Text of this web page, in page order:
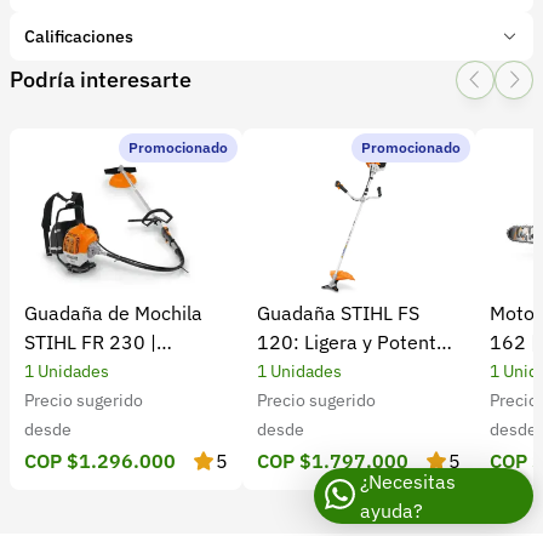
Marca:
BELLOTA
Tipo de producto:Insumo
Subcategoría:Herramientas manuales (Cuchillos, machetes,
Calificaciones
1 Star
2 Star
3 Star4 Star
0 calificaciones
5 Estrellas
4 Estrellas
3 Estrellas
2 Estrellas
1 Estrellas
Podría interesarte
Promocionado
Guadaña de Mochila
STIHL FR 230 |
Potencia y rendimiento
1 Unidades
Precio sugerido
desde
COP $1.296.000 5
Promocionado
Guadaña STIHL FS
120: Ligera y Potente
para el Campo
1 Unidades
Precio sugerido
desde
COP $1.797.000 5
162 |
1
desde
COP
¿Necesitas
ayuda?